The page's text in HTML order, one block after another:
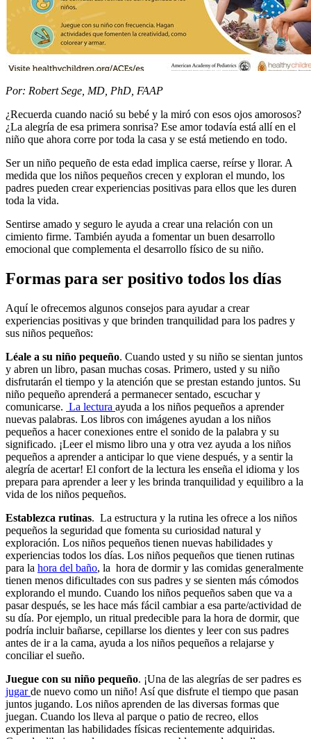
​​Por: Robert Sege, MD, PhD, FAAP
¿Recuerda cuando nació su bebé y la miró con esos ojos amorosos?
¿La alegría de esa primera sonrisa? Ese amor todavía está allí en el
niño que ahora corre por toda la casa y se está metiendo en todo.
Ser un niño pequeño de esta edad implica caerse, reírse y llorar. A
medida que los niños pequeños crecen y exploran el mundo, los
padres pueden crear experiencias positivas para ellos que les duren
toda la vida.
Sentirse amado y seguro le ayuda a crear una relación con un
cimiento firme. También ayuda a fomentar un buen desarrollo
emocional que complementa el desarrollo físico de su niño.
Formas para ser positivo todos los días
Aquí le ofrecemos algunos consejos para ayudar a crear
experiencias positivas y que brinden tranquilidad para los padres y
sus niños pequeños:
Léale a su niño pequeño. Cuando usted y su niño se sientan juntos
y abren un libro, pa​san muchas cosas. Primero, usted y su niño
disfrutarán el tiempo y la atención que se prestan estando juntos. Su
niño pequeño aprenderá a permanecer sentado, escuchar y
comunicarse. La lectura ayuda a los niños pequeños a aprender
nuevas palabras. Los libros con imágenes ayudan a los niños
pequeños a hacer conexiones entre el sonido de la palabra y su
significado. ¡Leer el mismo libro una y otra vez ayuda a los niños
pequeños a aprender a anticipar lo que viene después, y a sentir la
alegría de acertar! El confort de la lectura les enseña el idioma y los
prepara para aprender a leer y les brinda tranquilidad y equilibro a la
vida de los niños pequeños.
Establezca rutinas. La estructura y la rutina les ofrece a los niños
pequeños la seguridad que fomenta su curiosidad natural y
exploración. Los niños pequeños tienen nuevas habilidades y
experiencias todos los días. Los niños pequeños que tienen rutinas
para la hora del baño, la hora de dormir y las comidas generalmente
tienen menos dificultades con sus padres y se sienten más cómodos
explorando el mundo. Cuando los niños pequeños saben que va a
pasar después, se les hace más fácil cambiar a esa parte/actividad de
su día. Por ejemplo, un ritual predecible para la hora de dormir, que
podría incluir bañarse, cepillarse los dientes y leer con sus padres
antes de ir a la cama, ayuda a los niños pequeños a relajarse y
conciliar el sueño.
Juegue con su niño pequeño. ¡Una de las alegrías de ser padres es
jugarde nuevo como un niño! Así que disfrute el tiempo que pasan
juntos jugando. Los niños aprenden de las diversas formas que
juegan. Cuando los lleva al parque o patio de recreo, ellos
experimentan las habilidades físicas recientemente adquiridas.